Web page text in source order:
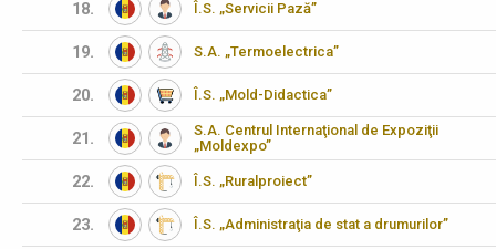
18. Î.S. „Servicii Pază”
19. S.A. „Termoelectrica”
20. Î.S. „Mold-Didactica”
21.
S.A. Centrul Internaţional de Expoziţii
„Moldexpo”
22. Î.S. „Ruralproiect”
23. Î.S. „Administraţia de stat a drumurilor”